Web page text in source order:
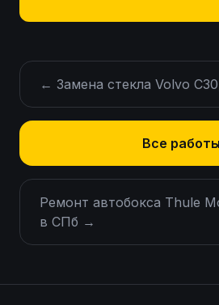
← Замена стекла Volvo
Все работы
Ремонт автобокса Thule
в СПб →